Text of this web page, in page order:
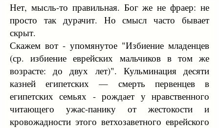
Нет, мысль-то правильная. Бог же не фраер: не
просто так дурачит. Но смысл часто бывает
скрыт.
Скажем вот - упомянутое "Избиение младенцев
(ср. избиение еврейских мальчиков в том же
возрасте: до двух лет)". Кульминация десяти
казней египетских — смерть первенцев в
египетских семьях - рождает у нравственного
читающего ужас-панику от жестокости и
кровожадности этого ветхозаветного еврейского